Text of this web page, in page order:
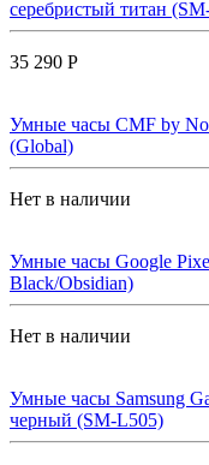
серебристый титан
35 290 Р
Умные часы CMF by
(Global)
Нет в наличии
Умные часы Google
Black/Obsidian)
Нет в наличии
Умные часы Samsung
черный (SM-L505)